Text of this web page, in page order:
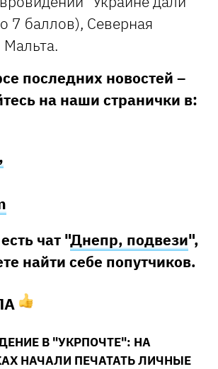
7 баллов), Северная
последних новостей –
на наши странички в:
чат "Днепр, подвези",
найти себе попутчиков.
В "УКРПОЧТЕ": НА
НАЧАЛИ ПЕЧАТАТЬ ЛИЧНЫЕ